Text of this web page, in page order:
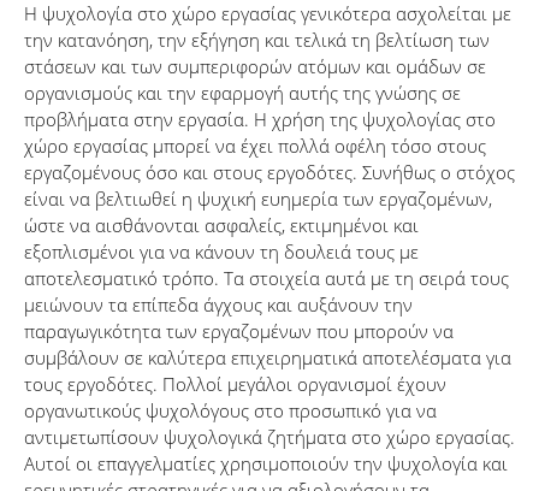
Η ψυχολογία στο χώρο εργασίας γενικότερα ασχολείται με
την κατανόηση, την εξήγηση και τελικά τη βελτίωση των
στάσεων και των συμπεριφορών ατόμων και ομάδων σε
οργανισμούς και την εφαρμογή αυτής της γνώσης σε
προβλήματα στην εργασία. Η χρήση της ψυχολογίας στο
χώρο εργασίας μπορεί να έχει πολλά οφέλη τόσο στους
εργαζομένους όσο και στους εργοδότες. Συνήθως ο στόχος
είναι να βελτιωθεί η ψυχική ευημερία των εργαζομένων,
ώστε να αισθάνονται ασφαλείς, εκτιμημένοι και
εξοπλισμένοι για να κάνουν τη δουλειά τους με
αποτελεσματικό τρόπο. Τα στοιχεία αυτά με τη σειρά τους
μειώνουν τα επίπεδα άγχους και αυξάνουν την
παραγωγικότητα των εργαζομένων που μπορούν να
συμβάλουν σε καλύτερα επιχειρηματικά αποτελέσματα για
τους εργοδότες. Πολλοί μεγάλοι οργανισμοί έχουν
οργανωτικούς ψυχολόγους στο προσωπικό για να
αντιμετωπίσουν ψυχολογικά ζητήματα στο χώρο εργασίας.
Αυτοί οι επαγγελματίες χρησιμοποιούν την ψυχολογία και